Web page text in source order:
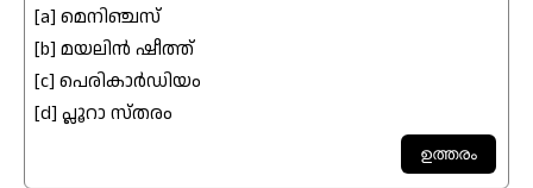
[a] മെനിഞ്ചസ്
[b] മയലിൻ ഷീത്ത്
[c] പെരികാർഡിയം
[d] പ്ലൂറാ സ്തരം